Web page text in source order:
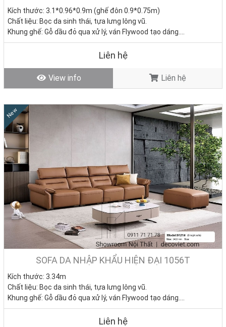
Kích thước: 3.1*0.96*0.9m (ghế đôn 0.9*0.75m)
Chất liệu: Bọc da sinh thái, tựa lưng lông vũ.
Khung ghế: Gỗ dầu đỏ qua xử lý, ván Flywood tạo dáng.
Nệm ngồi: Mút D40 cao cấp
Liên hệ
View info Liên hệ
New
SOFA DA NHẬP KHẨU HIỆN ĐẠI 1056T
Kích thước: 3.34m
Chất liệu: Bọc da sinh thái, tựa lưng lông vũ.
Khung ghế: Gỗ dầu đỏ qua xử lý, ván Flywood tạo dáng.
Nệm ngồi: Mút D40 cao cấp
Liên hệ